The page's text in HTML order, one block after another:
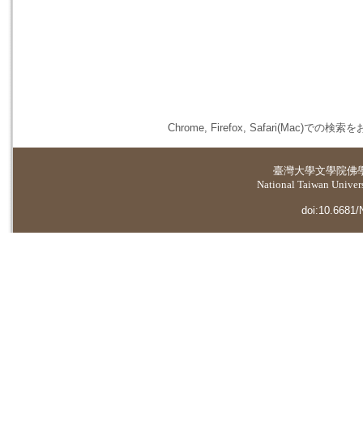
Chrome, Firefox, Safari(Mac)での検索を
臺灣大學文學院佛
National Taiwan
doi:10.6681/